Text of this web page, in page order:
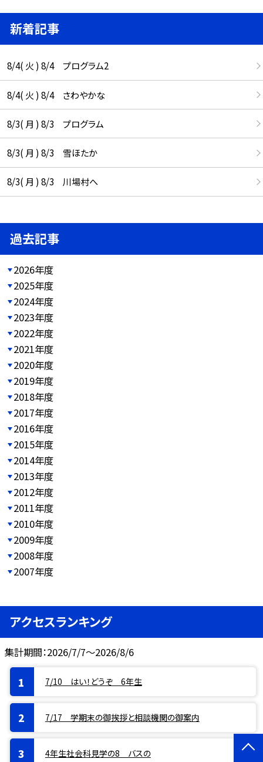
新着記事
8/4( 火 ) 8/4 プログラム2
8/4( 火 ) 8/4 さわやかな
8/3( 月 ) 8/3 プログラム
8/3( 月 ) 8/3 雪ほたか
8/3( 月 ) 8/3 川場村へ
過去記事
2026年度
2025年度
2024年度
2023年度
2022年度
2021年度
2020年度
2019年度
2018年度
2017年度
2016年度
2015年度
2014年度
2013年度
2012年度
2011年度
2010年度
2009年度
2008年度
2007年度
アクセスランキング
集計期間：2026/7/7～2026/8/6
7/10 はい！どうぞ 6年生
7/17 学期末の御挨拶と相談機関の御案内
4年生社会科見学の8 バスの